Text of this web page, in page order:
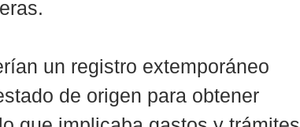
un registro extemporáneo
de origen para obtener